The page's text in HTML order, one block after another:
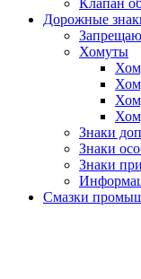
Клапан
Дорожные
Хомуты
Знаки
Знаки
Знаки
Смазки